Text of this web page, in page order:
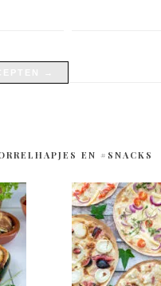
EN #SNACKS